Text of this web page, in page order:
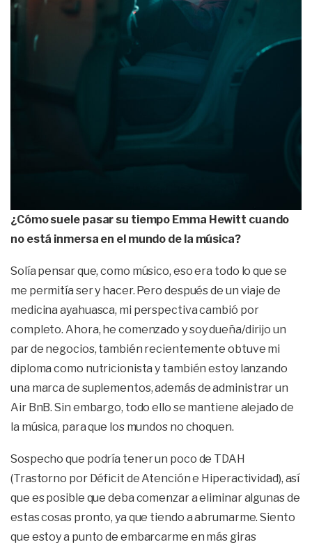
¿Cómo suele pasar su tiempo Emma Hewitt cuando
no está inmersa en el mundo de la música?
Solía ​​pensar que, como músico, eso era todo lo que se
me permitía ser y hacer. Pero después de un viaje de
medicina ayahuasca, mi perspectiva cambió por
completo. Ahora, he comenzado y soy dueña/dirijo un
par de negocios, también recientemente obtuve mi
diploma como nutricionista y también estoy lanzando
una marca de suplementos, además de administrar un
Air BnB. Sin embargo, todo ello se mantiene alejado de
la música, para que los mundos no choquen.
Sospecho que podría tener un poco de TDAH
(Trastorno por Déficit de Atención e Hiperactividad), así
que es posible que deba comenzar a eliminar algunas de
estas cosas pronto, ya que tiendo a abrumarme. Siento
que estoy a punto de embarcarme en más giras